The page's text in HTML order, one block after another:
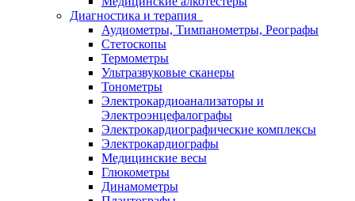
Диагностика и терапия
Аудиометры, Тимпанометры, Реографы
Стетоскопы
Термометры
Ультразвуковые сканеры
Тонометры
Электрокардиоанализаторы и
Электроэнцефалографы
Электрокардиографические комплексы
Электрокардиографы
Медицинские весы
Глюкометры
Динамометры